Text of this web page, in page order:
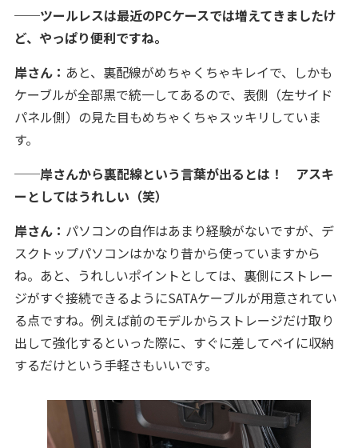
──ツールレスは最近のPCケースでは増えてきましたけ
ど、やっぱり便利ですね。
岸さん： あと、裏配線がめちゃくちゃキレイで、しかも
ケーブルが全部黒で統一してあるので、表側（左サイド
パネル側）の見た目もめちゃくちゃスッキリしていま
す。
──岸さんから裏配線という言葉が出るとは！ アスキ
ーとしてはうれしい（笑）
岸さん： パソコンの自作はあまり経験がないですが、デ
スクトップパソコンはかなり昔から使っていますから
ね。あと、うれしいポイントとしては、裏側にストレー
ジがすぐ接続できるようにSATAケーブルが用意されてい
る点ですね。例えば前のモデルからストレージだけ取り
出して強化するといった際に、すぐに差してベイに収納
するだけという手軽さもいいです。